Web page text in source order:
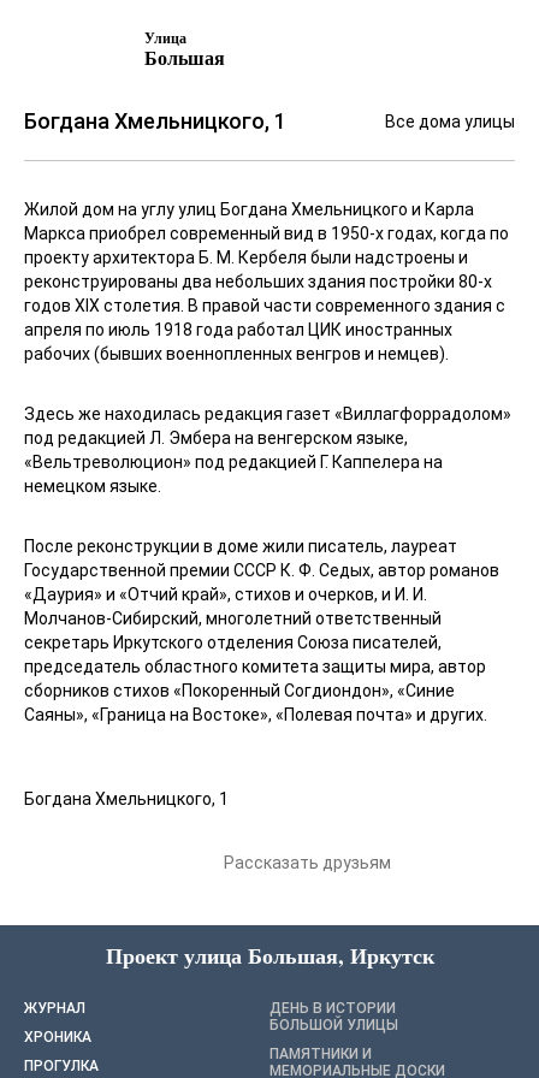
Улица
Большая
Богдана Хмельницкого, 1 Все дома улицы
Жилой дом на углу улиц Богдана Хмельницкого и Карла
Маркса приобрел современный вид в 1950-х годах, когда по
проекту архитектора Б. М. Кербеля были надстроены и
реконструированы два небольших здания постройки 80-х
годов XIX столетия. В правой части современного здания с
апреля по июль 1918 года работал ЦИК иностранных
рабочих (бывших военнопленных венгров и немцев).
Здесь же находилась редакция газет «Виллагфоррадолом»
под редакцией Л. Эмбера на венгерском языке,
«Вельтреволюцион» под редакцией Г. Каппелера на
немецком языке.
После реконструкции в доме жили писатель, лауреат
Государственной премии СССР К. Ф. Седых, автор романов
«Даурия» и «Отчий край», стихов и очерков, и И. И.
Молчанов-Сибирский, многолетний ответственный
секретарь Иркутского отделения Союза писателей,
председатель областного комитета защиты мира, автор
сборников стихов «Покоренный Согдиондон», «Синие
Саяны», «Граница на Востоке», «Полевая почта» и других.
Богдана Хмельницкого, 1
Рассказать друзьям
Проект улица Большая, Иркутск
ЖУРНАЛ
ХРОНИКА
ПРОГУЛКА
ДЕНЬ В ИСТОРИИ
БОЛЬШОЙ УЛИЦЫ
ПАМЯТНИКИ И
МЕМОРИАЛЬНЫЕ ДОСКИ